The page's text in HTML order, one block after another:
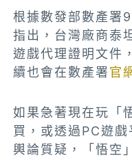
根據數發部數產署
指出，台灣廠商泰
遊戲代理證明文件
續也會在數產署官
如果急著現在玩「
買，或透過PC遊
輿論質疑，「悟空